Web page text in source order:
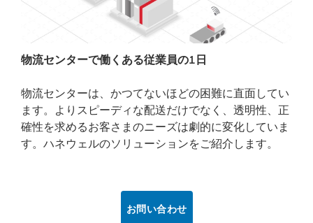
物流センターで働くある従業員の1日
物流センターは、かつてないほどの困難に直面してい
ます。よりスピーディな配送だけでなく、透明性、正
確性を求めるお客さまのニーズは劇的に変化していま
す。ハネウェルのソリューションをご紹介します。
お問い合わせ